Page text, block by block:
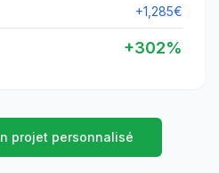
+1,285€
+302%
projet personnalisé